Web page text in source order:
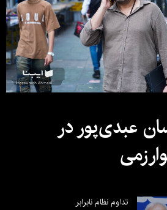
عبدی‌پور در
تداوم نظام نابرابر